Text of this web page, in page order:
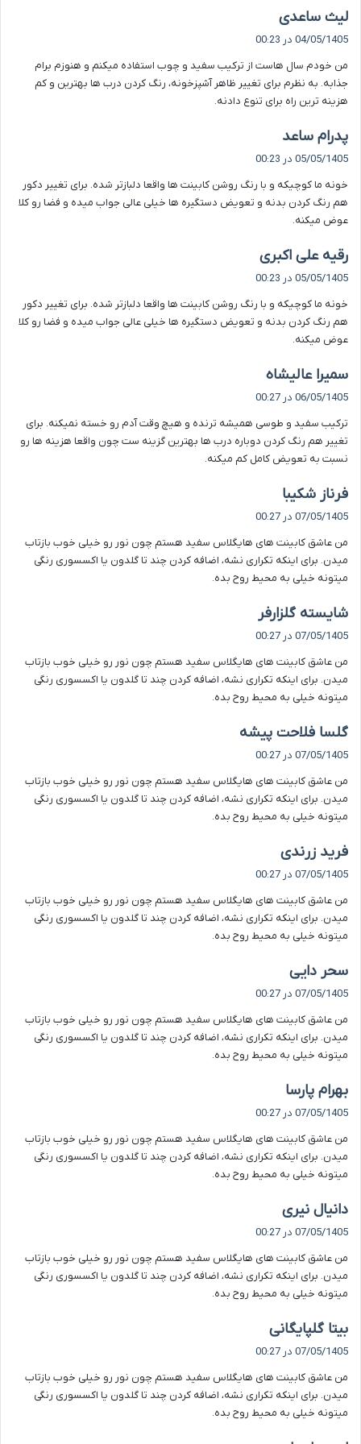
لیث ساعدی
ف
:
04/05/1405 در 00:23
من خودم سال هاست از ترکیب سفید و چوب استفاده میکنم و هنوزم برام
جذابه. به نظرم برای تغییر ظاهر آشپزخونه، رنگ کردن درب ها بهترین و کم
هزینه ترین راه برای تنوع دادنه.
پدرام ساعد
ف
:
05/05/1405 در 00:23
خونه ما کوچیکه و با رنگ روشن کابینت ها واقعا دلبازتر شده. برای تغییر دکور
هم رنگ کردن بدنه و تعویض دستگیره ها خیلی عالی جواب میده و فضا رو کلا
عوض میکنه.
رقیه علی اکبری
ف
05/05/1405 در 00:23
خونه ما کوچیکه و با رنگ روشن کابینت ها واقعا دلبازتر شده. برای تغییر دکور
هم رنگ کردن بدنه و تعویض دستگیره ها خیلی عالی جواب میده و فضا رو کلا
عوض میکنه.
سمیرا عالیشاه
ف
:
06/05/1405 در 00:27
ترکیب سفید و طوسی همیشه ترنده و هیچ وقت آدم رو خسته نمیکنه. برای
تغییر هم رنگ کردن دوباره درب ها بهترین گزینه ست چون واقعا هزینه ها رو
نسبت به تعویض کامل کم میکنه.
فرناز شکیبا
ف
:
07/05/1405 در 00:27
من عاشق کابینت های هایگلاس سفید هستم چون نور رو خیلی خوب بازتاب
میدن. برای اینکه تکراری نشه، اضافه کردن چند تا گلدون یا اکسسوری رنگی
میتونه خیلی به محیط روح بده.
شایسته گلزارفر
ف
:
07/05/1405 در 00:27
من عاشق کابینت های هایگلاس سفید هستم چون نور رو خیلی خوب بازتاب
میدن. برای اینکه تکراری نشه، اضافه کردن چند تا گلدون یا اکسسوری رنگی
میتونه خیلی به محیط روح بده.
گلسا فلاحت پیشه
:
07/05/1405 در 00:27
من عاشق کابینت های هایگلاس سفید هستم چون نور رو خیلی خوب بازتاب
میدن. برای اینکه تکراری نشه، اضافه کردن چند تا گلدون یا اکسسوری رنگی
میتونه خیلی به محیط روح بده.
فرید زرندی
ف
:
07/05/1405 در 00:27
من عاشق کابینت های هایگلاس سفید هستم چون نور رو خیلی خوب بازتاب
میدن. برای اینکه تکراری نشه، اضافه کردن چند تا گلدون یا اکسسوری رنگی
میتونه خیلی به محیط روح بده.
سحر دایی
:
07/05/1405 در 00:27
من عاشق کابینت های هایگلاس سفید هستم چون نور رو خیلی خوب بازتاب
میدن. برای اینکه تکراری نشه، اضافه کردن چند تا گلدون یا اکسسوری رنگی
میتونه خیلی به محیط روح بده.
بهرام پارسا
ف
:
07/05/1405 در 00:27
من عاشق کابینت های هایگلاس سفید هستم چون نور رو خیلی خوب بازتاب
میدن. برای اینکه تکراری نشه، اضافه کردن چند تا گلدون یا اکسسوری رنگی
میتونه خیلی به محیط روح بده.
دانیال نیری
ف
:
07/05/1405 در 00:27
من عاشق کابینت های هایگلاس سفید هستم چون نور رو خیلی خوب بازتاب
میدن. برای اینکه تکراری نشه، اضافه کردن چند تا گلدون یا اکسسوری رنگی
میتونه خیلی به محیط روح بده.
بیتا گلپایگانی
ف
:
07/05/1405 در 00:27
من عاشق کابینت های هایگلاس سفید هستم چون نور رو خیلی خوب بازتاب
میدن. برای اینکه تکراری نشه، اضافه کردن چند تا گلدون یا اکسسوری رنگی
میتونه خیلی به محیط روح بده.